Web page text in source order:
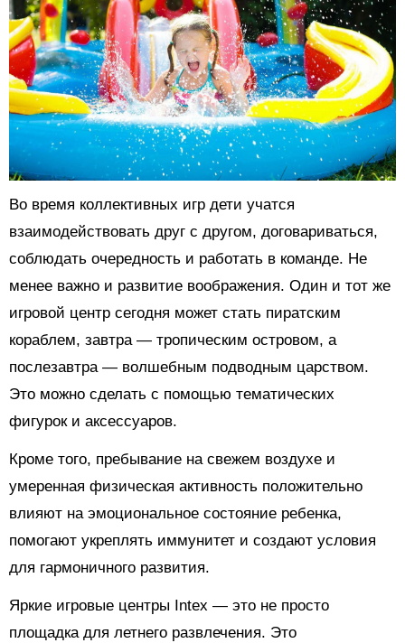
Во время коллективных игр дети учатся
взаимодействовать друг с другом, договариваться,
соблюдать очередность и работать в команде. Не
менее важно и развитие воображения. Один и тот же
игровой центр сегодня может стать пиратским
кораблем, завтра — тропическим островом, а
послезавтра — волшебным подводным царством.
Это можно сделать с помощью тематических
фигурок и аксессуаров.
Кроме того, пребывание на свежем воздухе и
умеренная физическая активность положительно
влияют на эмоциональное состояние ребенка,
помогают укреплять иммунитет и создают условия
для гармоничного развития.
Яркие игровые центры Intex — это не просто
площадка для летнего развлечения. Это